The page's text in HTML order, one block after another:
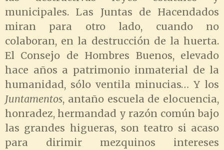
municipales. Las Juntas de Hacendados
miran para otro lado, cuando no
colaboran, en la destrucción de la huerta.
El Consejo de Hombres Buenos, elevado
hace años a patrimonio inmaterial de la
humanidad, sólo ventila minucias… Y los
Juntamentos, antaño escuela de elocuencia,
honradez, hermandad y razón común bajo
las grandes higueras, son teatro si acaso
para dirimir mezquinos intereses